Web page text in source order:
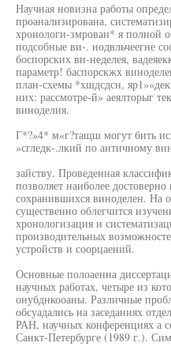
Научная новизна работы
проанализирована,
хронологи-змрован* я полной
подсобные ви-. нодвльчеегне
боспорских ви-неделея,
параметр! баспорскжх
план-схемы *хшдсдсн,
них: рассмотре-й» аеялторыг
виноделия.
Г*?»4* м«г?тащш могут бить
»сгледк-.лкий по античному
зайству. Проведенная
позволяет наиболее
сохранившихся виноделен. На
существенно облегчится
хронологизация и
производительных
устройств и соорцаений.
Основные полоаенна
научных работах, четыре из
онубднкооаны. Различные
обсуадались на заседаниях
РАН, научных конференциях а
Санкт-Петербурге (1989 г.).